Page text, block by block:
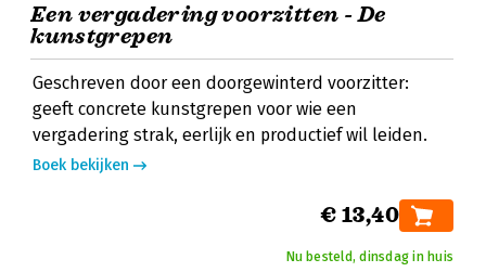
Een vergadering voorzitten - De
kunstgrepen
Geschreven door een doorgewinterd voorzitter:
geeft concrete kunstgrepen voor wie een
vergadering strak, eerlijk en productief wil leiden.
Boek bekijken
€ 13,40
Nu besteld, dinsdag in huis